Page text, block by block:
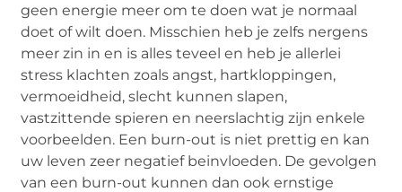
geen energie meer om te doen wat je normaal
doet of wilt doen. Misschien heb je zelfs nergens
meer zin in en is alles teveel en heb je allerlei
stress klachten zoals angst, hartkloppingen,
vermoeidheid, slecht kunnen slapen,
vastzittende spieren en neerslachtig zijn enkele
voorbeelden. Een burn-out is niet prettig en kan
uw leven zeer negatief beinvloeden. De gevolgen
van een burn-out kunnen dan ook ernstige